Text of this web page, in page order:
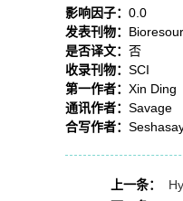
影响因子： 0.0
发表刊物：
是否译文： 否
收录刊物： SCI
第一作者： Xin Ding
通讯作者： Savage
合写作者：
上一条：